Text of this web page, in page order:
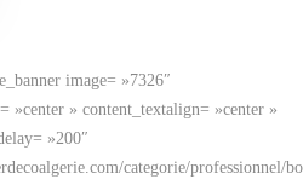
image= »7326″
»center » content_textalign= »center »
»200″
categorie/professionnel/